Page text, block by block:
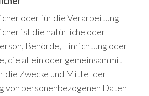
oder für die Verarbeitung
ist die natürliche oder
Behörde, Einrichtung oder
die allein oder gemeinsam mit
die Zwecke und Mittel der
von personenbezogenen Daten